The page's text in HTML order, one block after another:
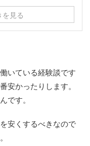
を見る
いている経験談です
安かったりします。
です。
安くするべきなので